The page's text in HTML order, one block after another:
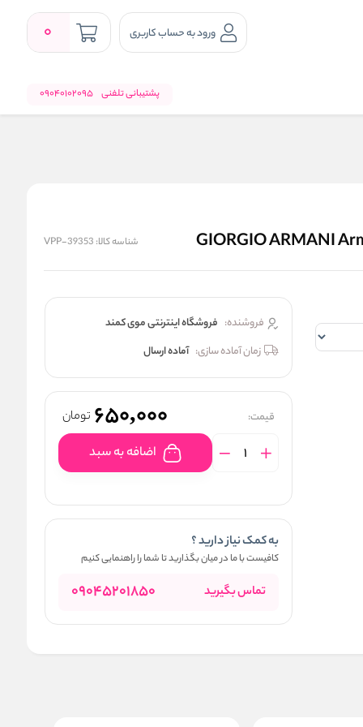
ورود به حساب کاربری 0
پشتیبانی تلفنی 09040102095
شناسه کالا: VPP-39353
فروشنده: فروشگاه اینترنتی موی کمند
زمان آماده سازی: آماده ارسال
قیمت: 650,000 تومان
اضافه به سبد
به کمک نیاز دارید ؟
کافیست با ما در میان بگذارید تا شما را راهنمایی کنیم
تماس بگیرید 09045201850